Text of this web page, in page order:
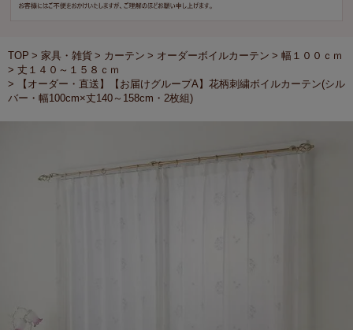
TOP 家具・雑貨 カーテン オーダーボイルカーテン
幅１００ｃｍ
丈１４０～１５８ｃｍ
【オーダー・直送】【お届けグループA】花柄刺繍ボイルカーテン(シル
バー・幅100cm×丈140～158cm・2枚組)